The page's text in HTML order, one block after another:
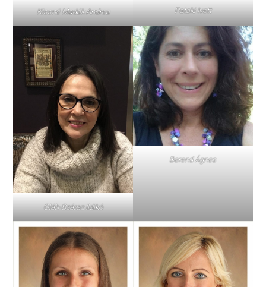
Kissné Madák Andrea Pataki Ivett
Oláh-Száraz Ildikó
Berend Ágnes